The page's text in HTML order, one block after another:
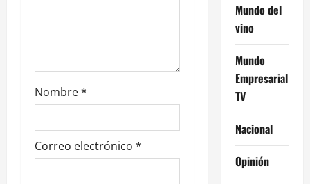
d
a
s
Nombre*
Correo electrónico *
Mundo del
vino
Mundo
Empresarial
TV
Nacional
Opinión